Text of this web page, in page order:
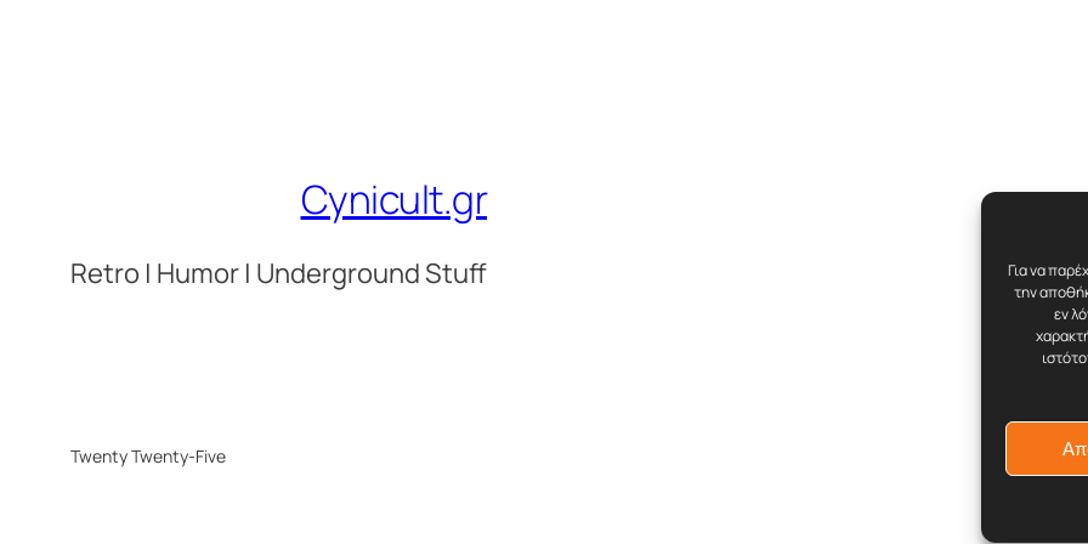
Για να
την
εν
Cynicult.gr
Retro | Humor | Underground Stuff
Twenty Twenty-Five